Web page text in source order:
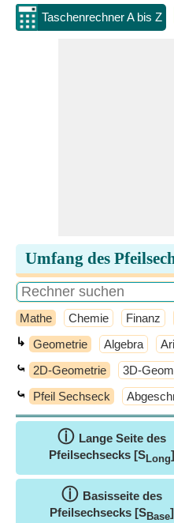
Taschenrechner A bis Z
Umfang des
Mathe Chemie Finanz
↳ Geometrie Algebra
⤿ 2D-Geometrie 3D-
⤿ Pfeil Sechseck
ⓘ Lange Seite des
Pfeilsechsecks [SLong]
ⓘ Basisseite des
Pfeilsechsecks [SBase]